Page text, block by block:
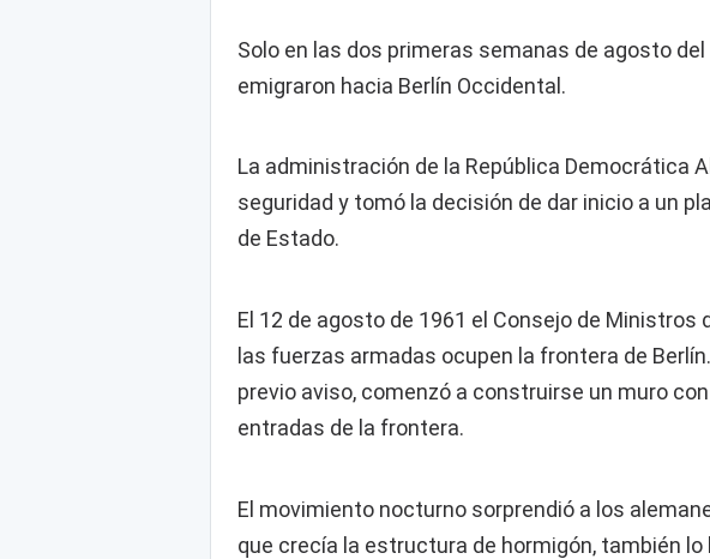
Solo en las dos primeras semanas de agosto
emigraron hacia Berlín Occidental.
La administración de la República Democrática
seguridad y tomó la decisión de dar inicio a un
de Estado.
El 12 de agosto de 1961 el Consejo de Ministros
las fuerzas armadas ocupen la frontera de
previo aviso, comenzó a construirse un muro
entradas de la frontera.
El movimiento nocturno sorprendió a los
que crecía la estructura de hormigón, también